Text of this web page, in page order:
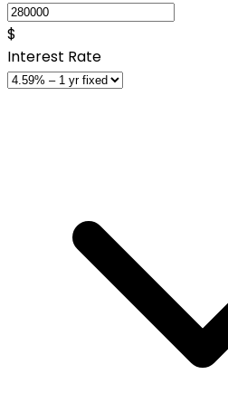
$
Interest Rate